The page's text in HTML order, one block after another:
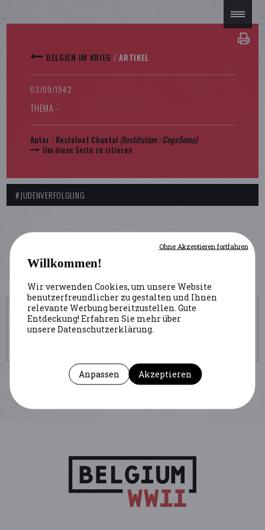
BELGIEN IM KRIEG /ARTIKEL
03/09/1942
THEMA -
Autor : Kesteloot Chantal (Institution :CegeSoma)
Um diese Seite zu zitieren
#JUDENVERFOLGUNG
UM DIESE SEITE ZU ZITIEREN
Autor : Kesteloot Chantal(Institution : CegeSoma)
Willkommen!
Wir verwenden Cookies, um unsere Website
benutzerfreundlicher zu gestalten und Ihnen
relevante Werbung bereitzustellen. Gute
Entdeckung! Erfahren Sie mehr über
unsere Datenschutzerklärung.
Anpassen Akzeptieren
Ohne Akzeptieren fortfahren